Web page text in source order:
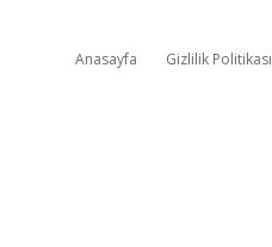
Anasayfa Gizlilik Politikası